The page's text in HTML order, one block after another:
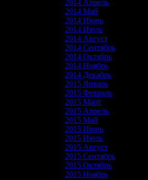
2014 Апрель
2014 Май
2014 Июнь
2014 Июль
2014 Август
2014 Сентябрь
2014 Октябрь
2014 Ноябрь
2014 Декабрь
2015 Январь
2015 Февраль
2015 Март
2015 Апрель
2015 Май
2015 Июнь
2015 Июль
2015 Август
2015 Сентябрь
2015 Октябрь
2015 Ноябрь